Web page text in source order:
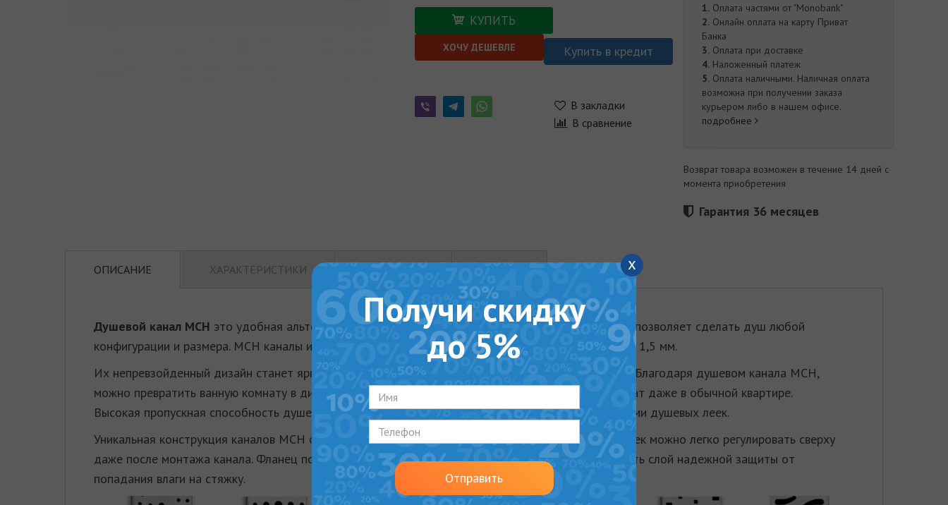
КУПИТЬ
ХОЧУ ДЕШЕВЛЕ Купить в кредит
В закладки
В сравнение
1. Оплата частями от "Monobank"
2. Онлайн оплата на карту Приват
Банка
3. Оплата при доставке
4. Наложенный платеж
5. Оплата наличными. Наличная оплата
возможна при получении заказа
курьером либо в нашем офисе.
подробнее
Возврат товара возможен в течение 14 дней с
момента приобретения
Гарантия 36 месяцев
ОПИСАНИЕ ХАРАКТЕРИСТИКИ ОТЗЫВЫ (0) ВИДЕО
Душевой канал МСН это удобная альтернатива для душевого поддона или душевой кабины. Он позволяет сделать душ любой
конфигурации и размера. MСН каналы имеют 14 видов решеток из нержавеющей стали толщиной 1,5 мм.
Их непревзойденный дизайн станет ярким дополнением и основой стиля вашей ванной комнаты. Благодаря душевом канала МСН,
можно превратить ванную комнату в дизайнерский шедевр без каких-либо дополнительных затрат даже в обычной квартире.
Высокая пропускная способность душевых каналов МСН позволяет применять их с любыми типами душевых леек.
Уникальная конструкция каналов МСН обеспечивает быструю и удобную установку, а высоту ножек можно легко регулировать сверху
даже после монтажа канала. Фланец по периметру и гидроизоляционная лента позволяют сделать слой надежной защиты от
попадания влаги на стяжку.
x
Получи скидку
до 5%
Отправить